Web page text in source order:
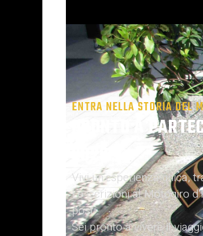
ENTRA NELLA STORIA DEL
PRONTO A
Vivi un’esperienza unica,
Le iscrizioni al Motogiro
posti.
Sei pronto a vivere il